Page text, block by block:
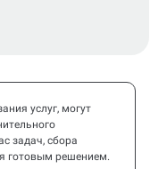
услуг, могут
задач, сбора
готовым решением.